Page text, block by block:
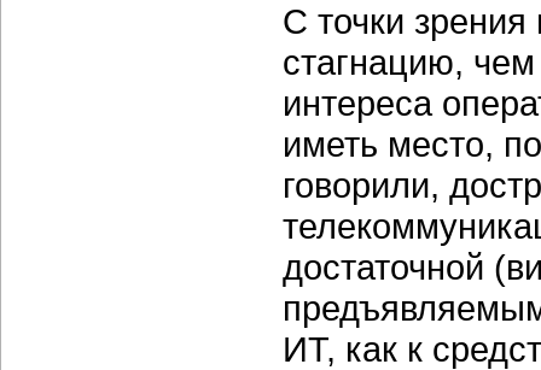
С точки зрения
стагнацию,
интереса
иметь место,
говорили,
достаточной
ИТ, как к